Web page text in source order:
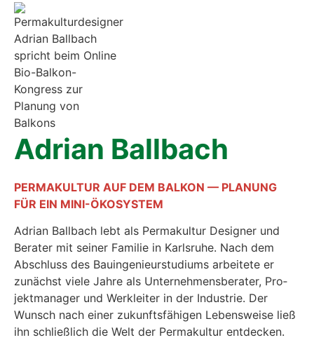
Adri­an Ball­bach
PERMAKULTUR AUF DEM BALKON — PLANUNG
FÜR EIN MINI-ÖKOSYSTEM
Adri­an Ball­bach lebt als Per­ma­kul­tur Desi­gner und
Bera­ter mit sei­ner Fami­lie in Karls­ru­he. Nach dem
Abschluss des Bau­in­ge­nieur­stu­di­ums arbei­te­te er
zunächst vie­le Jah­re als Unter­neh­mens­be­ra­ter, Pro­
jekt­ma­na­ger und Werk­lei­ter in der Indus­trie. Der
Wunsch nach einer zukunfts­fä­hi­gen Lebens­wei­se ließ
ihn schließ­lich die Welt der Per­ma­kul­tur ent­de­cken.